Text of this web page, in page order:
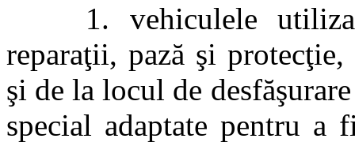
1. vehiculele
reparaţii, pază şi
şi de la locul de
special adaptate pentru a